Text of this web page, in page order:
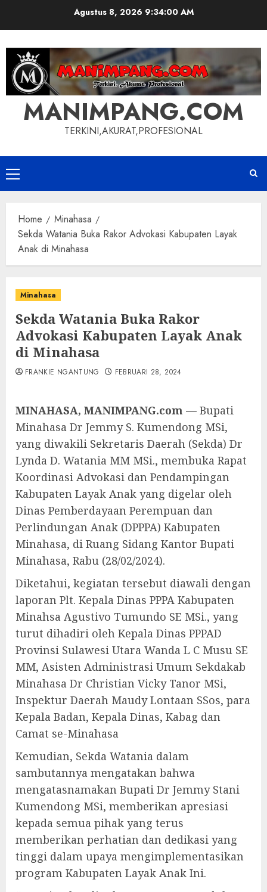
Agustus 8, 2026 9:34:00 AM
MANIMPANG.COM
TERKINI,AKURAT,PROFESIONAL
Primary
Menu
Home
Minahasa
Sekda Watania Buka Rakor Advokasi Kabupaten Layak
Anak di Minahasa
Minahasa
Sekda Watania Buka Rakor
Advokasi Kabupaten Layak Anak
di Minahasa
FRANKIE NGANTUNG FEBRUARI 28, 2024
MINAHASA, MANIMPANG.com — Bupati
Minahasa Dr Jemmy S. Kumendong MSi,
yang diwakili Sekretaris Daerah (Sekda) Dr
Lynda D. Watania MM MSi., membuka Rapat
Koordinasi Advokasi dan Pendampingan
Kabupaten Layak Anak yang digelar oleh
Dinas Pemberdayaan Perempuan dan
Perlindungan Anak (DPPPA) Kabupaten
Minahasa, di Ruang Sidang Kantor Bupati
Minahasa, Rabu (28/02/2024).
Diketahui, kegiatan tersebut diawali dengan
laporan Plt. Kepala Dinas PPPA Kabupaten
Minahsa Agustivo Tumundo SE MSi., yang
turut dihadiri oleh Kepala Dinas PPPAD
Provinsi Sulawesi Utara Wanda L C Musu SE
MM, Asisten Administrasi Umum Sekdakab
Minahasa Dr Christian Vicky Tanor MSi,
Inspektur Daerah Maudy Lontaan SSos, para
Kepala Badan, Kepala Dinas, Kabag dan
Camat se-Minahasa
Kemudian, Sekda Watania dalam
sambutannya mengatakan bahwa
mengatasnamakan Bupati Dr Jemmy Stani
Kumendong MSi, memberikan apresiasi
kepada semua pihak yang terus
memberikan perhatian dan dedikasi yang
tinggi dalam upaya mengimplementasikan
program Kabupaten Layak Anak Ini.